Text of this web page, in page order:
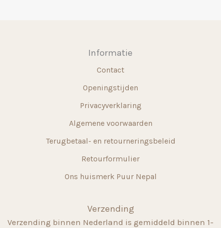
Informatie
Contact
Openingstijden
Privacyverklaring
Algemene voorwaarden
Terugbetaal- en retourneringsbeleid
Retourformulier
Ons huismerk Puur Nepal
Verzending
Verzending binnen Nederland is gemiddeld binnen 1-